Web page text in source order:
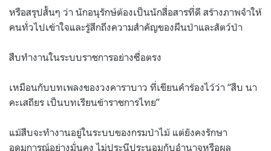
หรือสรุปสั้นๆ ว่า นักอนุรักษ์ต้องเป็นนักสื่อสารที่ดี สร้างภาพจำให้
คนทั่วไปเข้าใจและรู้สึกถึงความสำคัญของผืนป่าและสัตว์ป่า
สืบทำงานในระบบราชการอย่างซื่อตรง
เหมือนกับบทเพลงของวงคาราบาว ที่เขียนคำร้องไว้ว่า “สืบ นา
คะเสถียร เป็นบทเรียนข้าราชการไทย”
แม้สืบจะทำงานอยู่ในระบบของกรมป่าไม้ แต่ยังคงรักษา
อุดมการณ์อย่างมั่นคง ไม่ประนีประนอมกับอำนาจหรือผล